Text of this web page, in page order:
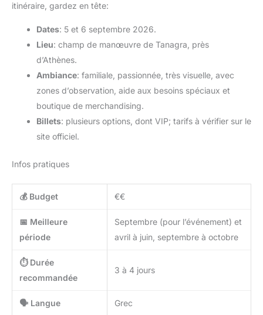
itinéraire, gardez en tête:
Dates: 5 et 6 septembre 2026.
Lieu: champ de manœuvre de Tanagra, près
d’Athènes.
Ambiance: familiale, passionnée, très visuelle, avec
zones d’observation, aide aux besoins spéciaux et
boutique de merchandising.
Billets: plusieurs options, dont VIP; tarifs à vérifier sur le
site officiel.
Infos pratiques
💰 Budget €€
📅 Meilleure
période
Septembre (pour l’événement) et
avril à juin, septembre à octobre
⏱️ Durée
recommandée
3 à 4 jours
🗣️ Langue Grec